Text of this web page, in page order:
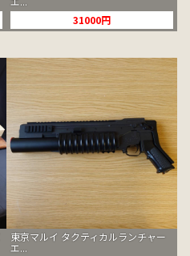
31000円
東京マルイ タクティカルランチャー
エ...